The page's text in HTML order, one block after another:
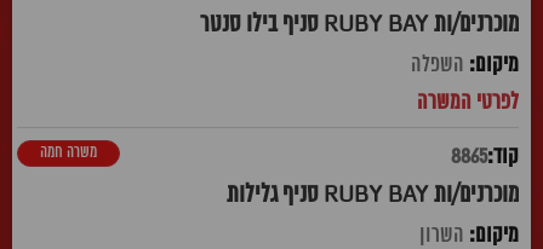
מוכרנים/ות RUBY BAY סניף בילו סנטר
השפלה
8865
מוכרנים/ות RUBY BAY סניף גלילות
משרה חמה
השרון